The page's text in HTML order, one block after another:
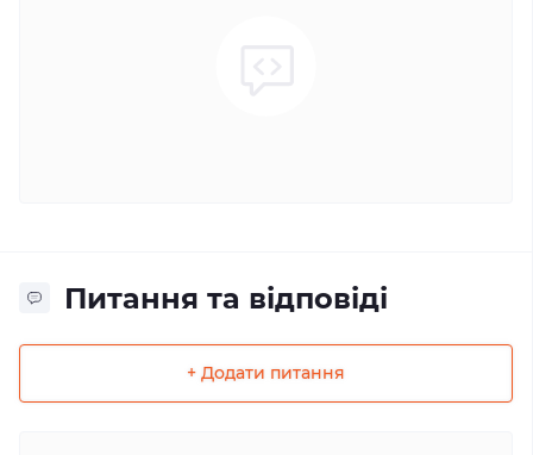
Питання та відповіді
+ Додати питання